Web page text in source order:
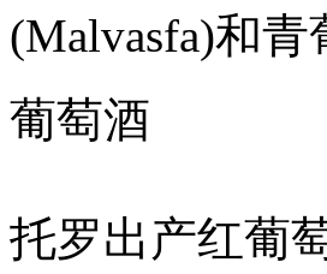
(Malvasfa)和青
葡萄酒
托罗出产红葡